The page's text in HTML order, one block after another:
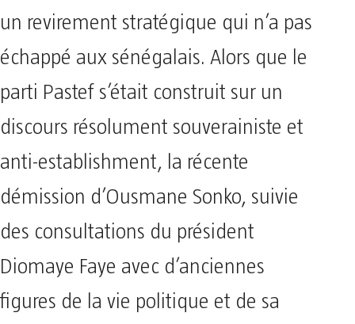
un revirement stratégique qui n’a pas
échappé aux sénégalais. Alors que le
parti Pastef s’était construit sur un
discours résolument souverainiste et
anti-establishment, la récente
démission d’Ousmane Sonko, suivie
des consultations du président
Diomaye Faye avec d’anciennes
figures de la vie politique et de sa